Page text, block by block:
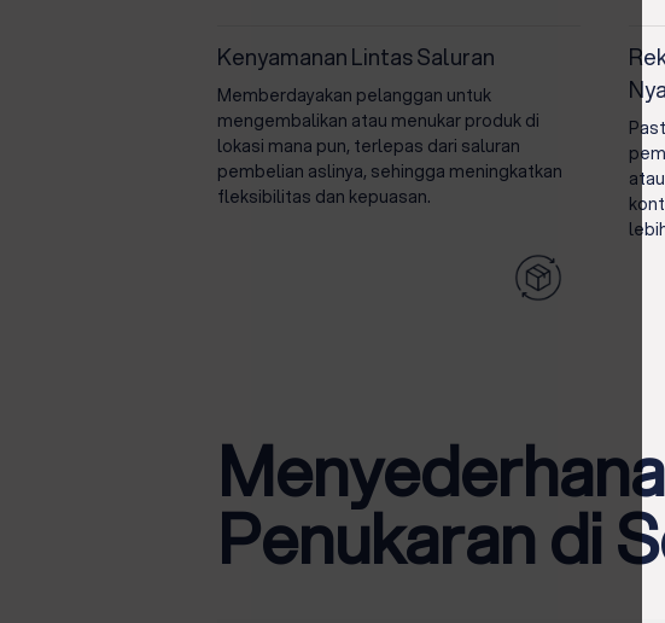
Kenyamanan Lintas Saluran
Memberdayakan pelanggan untuk
mengembalikan atau menukar produk di
lokasi mana pun, terlepas dari saluran
pembelian aslinya, sehingga meningkatkan
fleksibilitas dan kepuasan.
Penukaran di